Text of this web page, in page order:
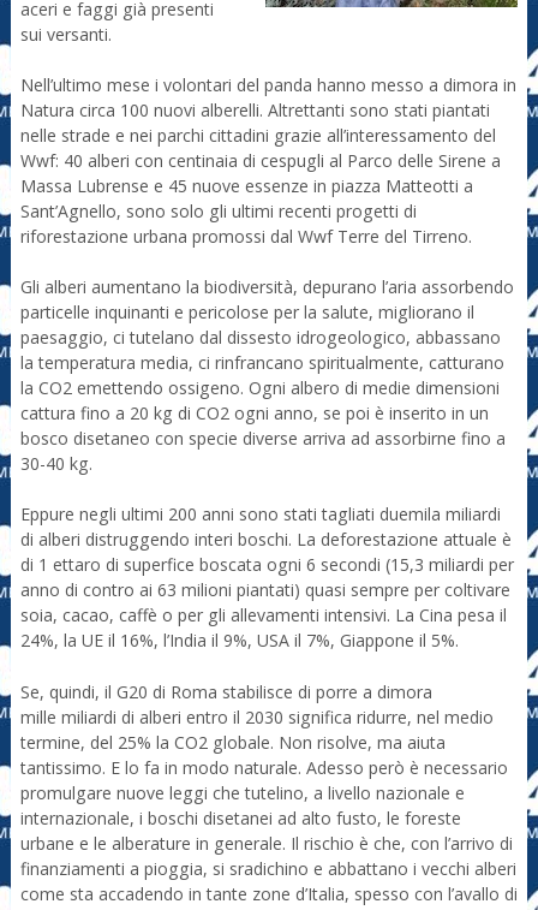
aceri e faggi già presenti
sui versanti.
Nell’ultimo mese i volontari del panda hanno messo a dimora in
Natura circa 100 nuovi alberelli. Altrettanti sono stati piantati
nelle strade e nei parchi cittadini grazie all’interessamento del
Wwf: 40 alberi con centinaia di cespugli al Parco delle Sirene a
Massa Lubrense e 45 nuove essenze in piazza Matteotti a
Sant’Agnello, sono solo gli ultimi recenti progetti di
riforestazione urbana promossi dal Wwf Terre del Tirreno.
Gli alberi aumentano la biodiversità, depurano l’aria assorbendo
particelle inquinanti e pericolose per la salute, migliorano il
paesaggio, ci tutelano dal dissesto idrogeologico, abbassano
la temperatura media, ci rinfrancano spiritualmente, catturano
la CO2 emettendo ossigeno. Ogni albero di medie dimensioni
cattura fino a 20 kg di CO2 ogni anno, se poi è inserito in un
bosco disetaneo con specie diverse arriva ad assorbirne fino a
30-40 kg.
Eppure negli ultimi 200 anni sono stati tagliati duemila miliardi
di alberi distruggendo interi boschi. La deforestazione attuale è
di 1 ettaro di superfice boscata ogni 6 secondi (15,3 miliardi per
anno di contro ai 63 milioni piantati) quasi sempre per coltivare
soia, cacao, caffè o per gli allevamenti intensivi. La Cina pesa il
24%, la UE il 16%, l’India il 9%, USA il 7%, Giappone il 5%.
Se, quindi, il G20 di Roma stabilisce di porre a dimora
mille miliardi di alberi entro il 2030 significa ridurre, nel medio
termine, del 25% la CO2 globale. Non risolve, ma aiuta
tantissimo. E lo fa in modo naturale. Adesso però è necessario
promulgare nuove leggi che tutelino, a livello nazionale e
internazionale, i boschi disetanei ad alto fusto, le foreste
urbane e le alberature in generale. Il rischio è che, con l’arrivo di
finanziamenti a pioggia, si sradichino e abbattano i vecchi alberi
come sta accadendo in tante zone d’Italia, spesso con l’avallo di